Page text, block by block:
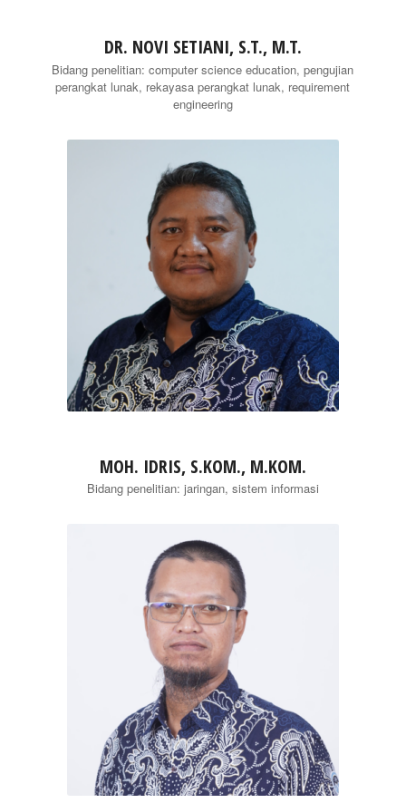
DR. NOVI SETIANI, S.T., M.T.
Bidang penelitian: computer science education, pengujian
perangkat lunak, rekayasa perangkat lunak, requirement
engineering
MOH. IDRIS, S.KOM., M.KOM.
Bidang penelitian: jaringan, sistem informasi